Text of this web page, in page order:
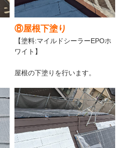
⑧屋根下塗り
【塗料:マイルドシーラーEPOホ
ワイト】
屋根の下塗りを行います。